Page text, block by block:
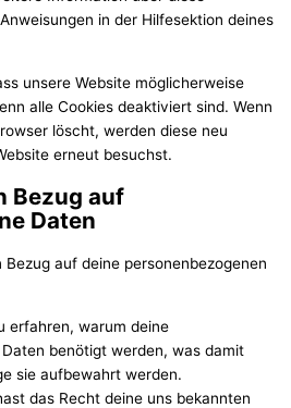
in der Hilfesektion deines
unsere Website möglicherweise
alle Cookies deaktiviert sind. Wenn
löscht, werden diese neu
erneut besuchst.
Bezug auf
Daten
auf deine personenbezogenen
erfahren, warum deine
benötigt werden, was damit
sie aufbewahrt werden.
das Recht deine uns bekannten